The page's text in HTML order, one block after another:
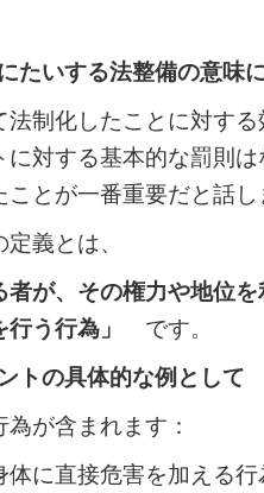
たいする法整備の意味
制化したことに対する
対する基本的な罰則
とが一番重要だと話し
義とは、
が、その権力や地位
行う行為」 です。
トの具体的な例として
が含まれます：
体に直接危害を加える行